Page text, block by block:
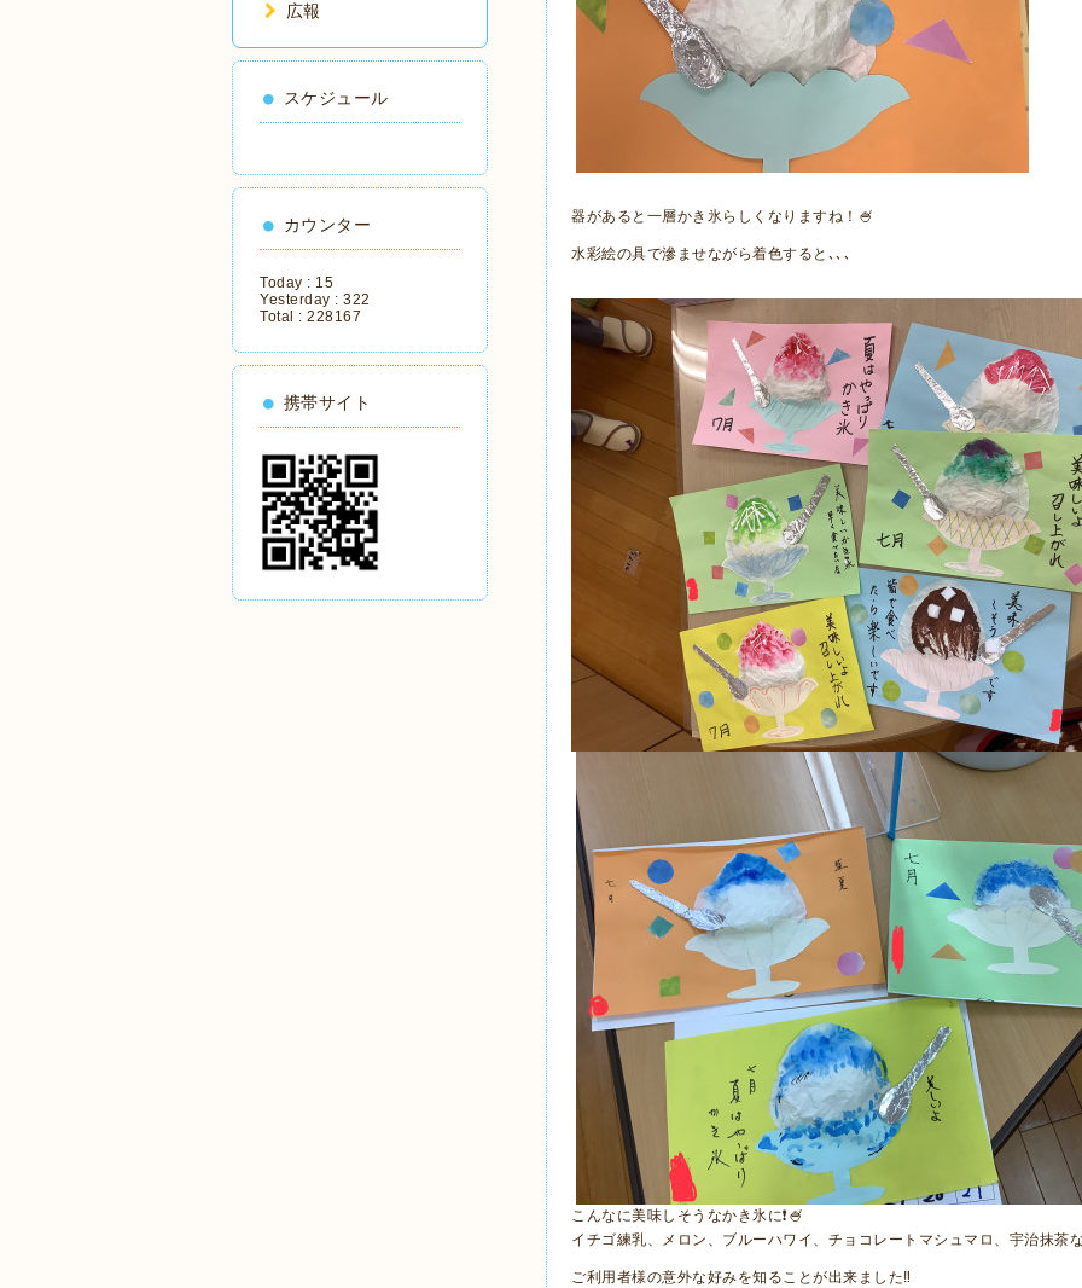
器があると一層かき氷らしくなりますね！🍧
水彩絵の具で滲ませながら着色すると､､､
こんなに美味しそうなかき氷に❗️🍧
イチゴ練乳、メロン、ブルーハワイ、チョコレートマシュマロ、宇治抹茶
ご利用者様の意外な好みを知ることが出来ました‼️
広報
スケジュール
カウンター
Today : 15
Yesterday : 322
Total : 228167
携帯サイト